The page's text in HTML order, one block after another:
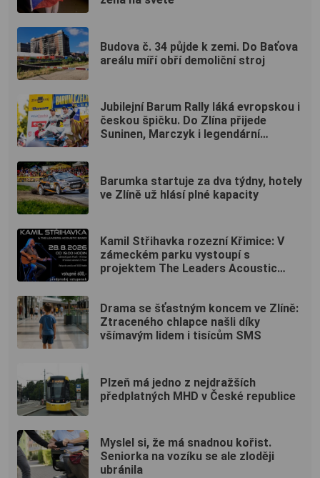
Budova č. 34 půjde k zemi. Do Baťova
areálu míří obří demoliční stroj
Jubilejní Barum Rally láká evropskou i
českou špičku. Do Zlína přijede
Suninen, Marczyk i legendární
Barumka startuje za dva týdny, hotely
ve Zlíně už hlásí plné kapacity
Kamil Střihavka rozezní Křimice: V
zámeckém parku vystoupí s
projektem The Leaders Acoustic
Drama se šťastným koncem ve Zlíně:
Ztraceného chlapce našli díky
všímavým lidem i tisícům SMS
Plzeň má jedno z nejdražších
předplatných MHD v České republice
Myslel si, že má snadnou kořist.
Seniorka na vozíku se ale zloději
ubránila